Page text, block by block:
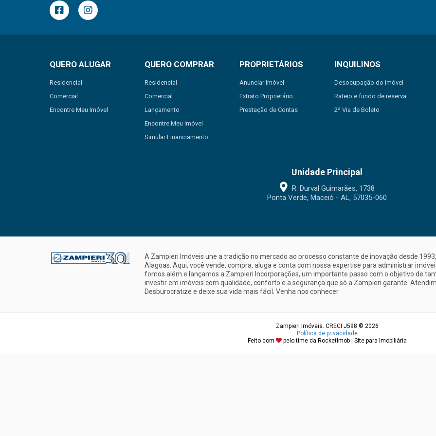
QUERO ALUGAR
Residencial
Comercial
Encontre Meu Imóvel
QUERO COMPRAR
Residencial
Comercial
Lançamento
Encontre Meu Imóvel
Simular Financiamento
PROPRIETÁRIOS
Anunciar Imóvel
Extrato Proprietário
Prestação de Contas
INQUILINOS
Desocupação do imóvel
Rateio e fundo de reserva
2ª Via de Boleto
Unidade Principal
R. Durval Guimarães, 1738
Ponta Verde, Maceió - AL, 57035-060
A Zampieri Imóveis une a tradição no mercado ao processo constante de inovação desde
Alagoas. Aqui, você vende, compra, aluga e conta com nossa expertise para administrar
fomos além e lançamos a Zampieri Incorporações, um importante passo com o objetivo de
investir em imóveis com qualidade, conforto e a segurança que só a Zampieri garante.
Desburocratize e deixe sua vida mais fácil. Venha nos conhecer.
Zampieri Imóveis. CRECI J598 © 2026
Política de privacidade
Feito com
pelo time da RocketImob | Site para Imobiliária